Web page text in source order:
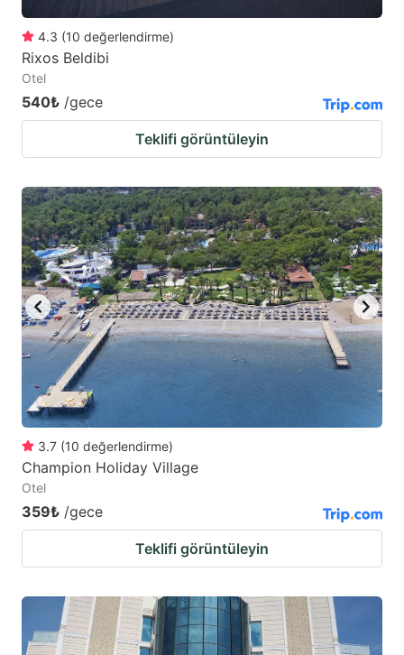
4.3 (10 değerlendirme)
Rixos Beldibi
Otel
540₺ /gece
Teklifi görüntüleyin
3.7 (10 değerlendirme)
Champion Holiday Village
Otel
359₺ /gece
Teklifi görüntüleyin